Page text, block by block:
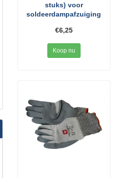
stuks) voor
soldeerdampafzuiging
€6,25
Koop nu